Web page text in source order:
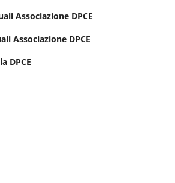
Associazione DPCE
Associazione DPCE
DPCE